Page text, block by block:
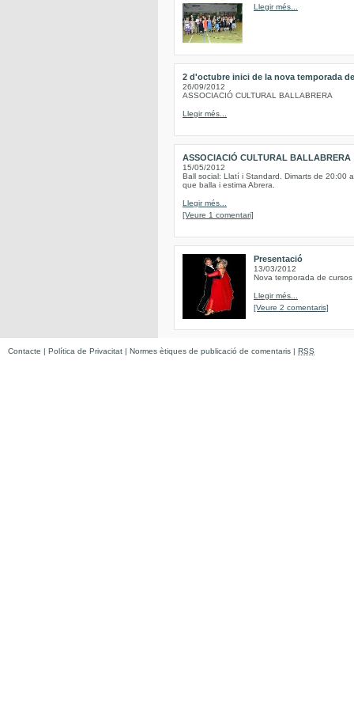
Llegir més...
2 d'octubre inici de la nova temporada
26/09/2012
ASSOCIACIÓ CULTURAL BALLABRERA
Llegir més...
ASSOCIACIÓ CULTURAL BALLABRERA
15/05/2012
Ball social: Llatí i Standard. Dimarts de 20:00
que balla i estima Abrera.
Llegir més...
[Veure 1 comentari]
Presentació
13/03/2012
Nova temporada de
Llegir més...
[Veure 2 comentaris]
Contacte | Política de Privacitat | Normes ètiques de publicació de comentaris | RSS